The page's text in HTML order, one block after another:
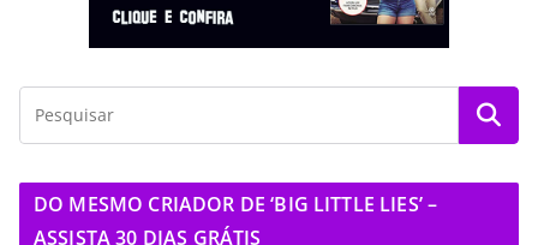
DO MESMO CRIADOR DE ‘BIG LITTLE LIES’ –
ASSISTA 30 DIAS GRÁTIS